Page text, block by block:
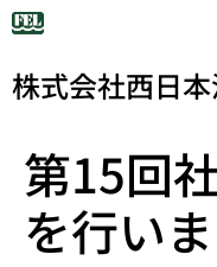
株式会社西日
第15回
を行い